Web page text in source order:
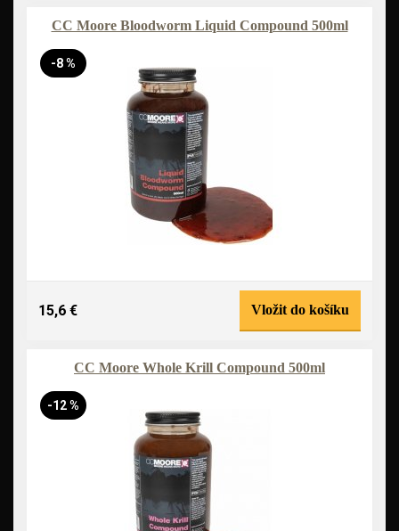
CC Moore Bloodworm Liquid Compound 500ml
-8 %
15,6 € Vložit do košíku
CC Moore Whole Krill Compound 500ml
-12 %